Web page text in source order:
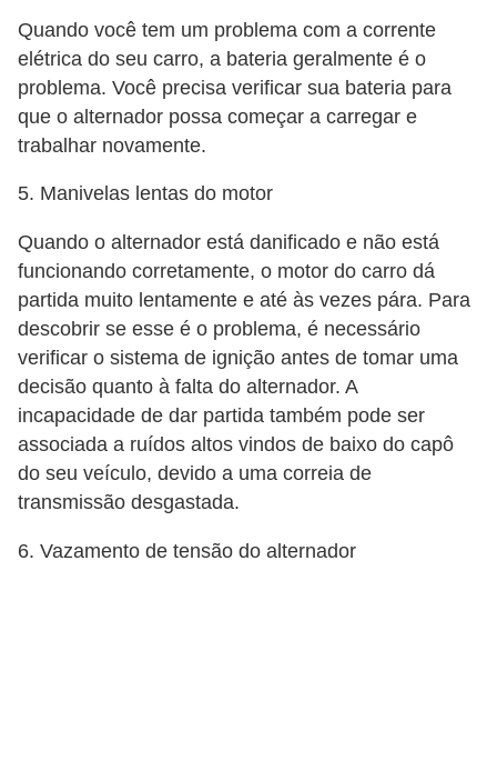
Quando você tem um problema com a corrente
elétrica do seu carro, a bateria geralmente é o
problema. Você precisa verificar sua bateria para
que o alternador possa começar a carregar e
trabalhar novamente.
5. Manivelas lentas do motor
Quando o alternador está danificado e não está
funcionando corretamente, o motor do carro dá
partida muito lentamente e até às vezes pára. Para
descobrir se esse é o problema, é necessário
verificar o sistema de ignição antes de tomar uma
decisão quanto à falta do alternador. A
incapacidade de dar partida também pode ser
associada a ruídos altos vindos de baixo do capô
do seu veículo, devido a uma correia de
transmissão desgastada.
6. Vazamento de tensão do alternador
i
c
o
s
e
h
b
r
i
d
o
s